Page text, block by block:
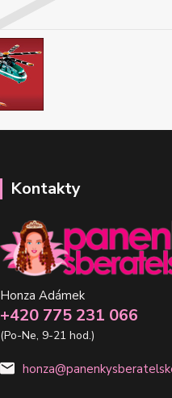
Kontakty
Honza Adámek
+420 775 231 066
(Po-Ne, 9-21 hod.)